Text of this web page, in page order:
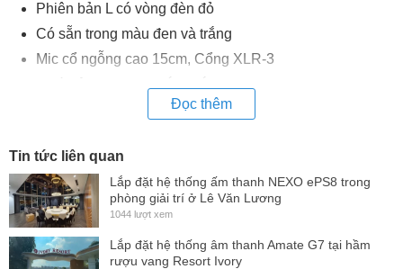
Phiên bản L có vòng đèn đỏ
Có sẵn trong màu đen và trắng
Mic cổ ngỗng cao 15cm, Cổng XLR-3
Đọc thêm
Tin tức liên quan
Lắp đặt hệ thống ấm thanh NEXO ePS8 trong
phòng giải trí ở Lê Văn Lương
1044 lượt xem
Lắp đặt hệ thống âm thanh Amate G7 tại hầm
rượu vang Resort Ivory